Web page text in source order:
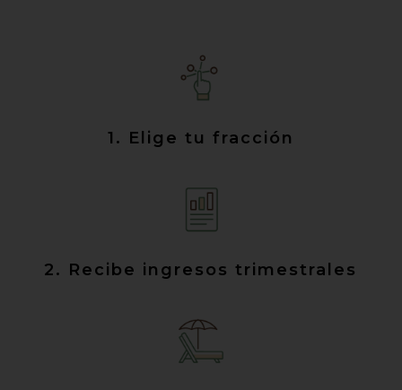
1. Elige tu fracción
2. Recibe ingresos trimestrales